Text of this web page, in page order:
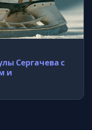
Сергачева с
и